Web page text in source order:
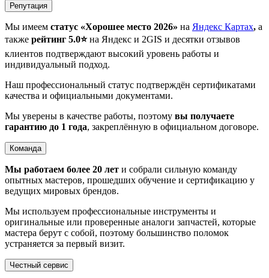
Репутация
Мы имеем статус «Хорошее место 2026» на Яндекс Картах, а
также рейтинг 5.0⭐️на Яндекс и 2GIS и десятки отзывов
клиентов подтверждают высокий уровень работы и
индивидуальный подход.
Наш профессиональный статус подтверждён сертификатами
качества и официальными документами.
Мы уверены в качестве работы, поэтому вы получаете
гарантию до 1 года, закреплённую в официальном договоре.
Команда
Мы работаем более 20 лет и собрали сильную команду
опытных мастеров, прошедших обучение и сертификацию у
ведущих мировых брендов.
Мы используем профессиональные инструменты и
оригинальные или проверенные аналоги запчастей, которые
мастера берут с собой, поэтому большинство поломок
устраняется за первый визит.
Честный сервис